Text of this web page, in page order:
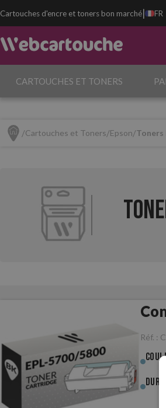
Cartouches d'encre et toners bon marché| FR
CARTOUCHES ET TONERS
Cartouches et Toners Epson Toners
Réf. :